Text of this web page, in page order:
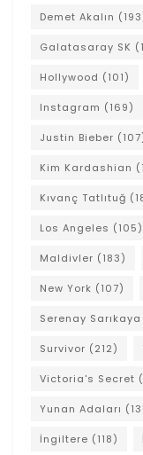
Demet Akalın
Galatasaray SK
Hollywood (101)
Instagram (169)
Justin Bieber
Kim Kardashian
Kıvanç Tatlıtuğ
Los Angeles (105)
Maldivler (183)
New York (107)
Serenay Sarıkaya
Survivor (212)
Victoria's Secret
Yunan Adaları
İngiltere (118)